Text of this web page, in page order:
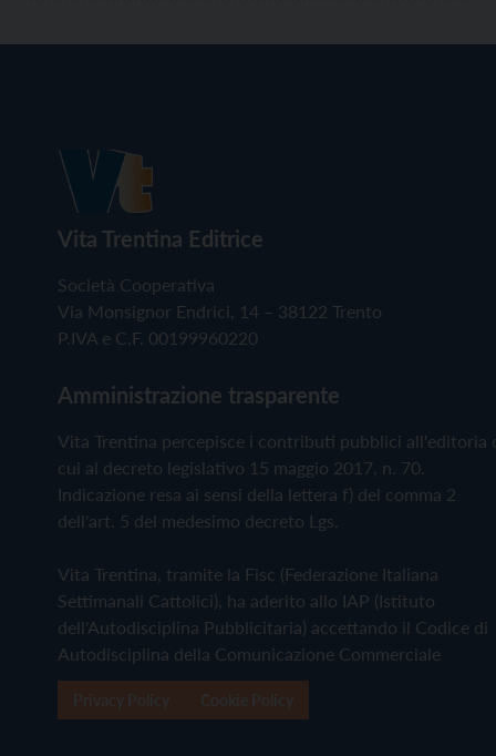
Vita Trentina Editrice
Società Cooperativa
Via Monsignor Endrici, 14 – 38122 Trento
P.IVA e C.F. 00199960220
Amministrazione trasparente
Vita Trentina percepisce i contributi pubblici all'editoria
cui al decreto legislativo 15 maggio 2017, n. 70.
Indicazione resa ai sensi della lettera f) del comma 2
dell'art. 5 del medesimo decreto Lgs.
Vita Trentina, tramite la Fisc (Federazione Italiana
Settimanali Cattolici), ha aderito allo IAP (Istituto
dell'Autodisciplina Pubblicitaria) accettando il Codice di
Autodisciplina della Comunicazione Commerciale